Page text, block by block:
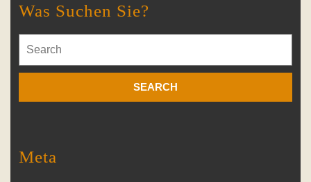
Was Suchen Sie?
for:
Meta